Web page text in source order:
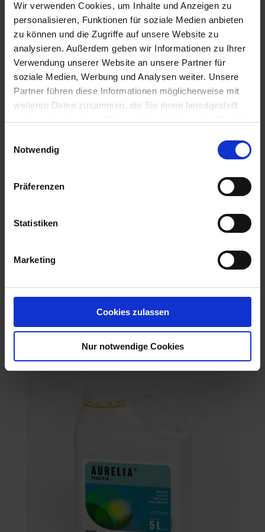
Wir verwenden Cookies, um Inhalte und Anzeigen zu
personalisieren, Funktionen für soziale Medien anbieten
zu können und die Zugriffe auf unsere Website zu
analysieren. Außerdem geben wir Informationen zu Ihrer
Verwendung unserer Website an unsere Partner für
soziale Medien, Werbung und Analysen weiter. Unsere
Partner führen diese Informationen möglicherweise mit
weiteren Daten zusammen, die Sie ihnen bereitgestellt
Notwendig
Präferenzen
Statistiken
Marketing
Cookies zulassen
Nur notwendige Cookies
Signalword
ACHTUNG
Sicherheitshinweise
P391-VERSCHÜTTETE MENGEN AUFNEHMEN.
Zulassungsende
15.06.2028
Zulassungsanfang
POCKENKRANKHEIT: KARTOFFEL
NB6641-DAS MITTEL WIRD BIS ZU DER HÖCHSTEN
AUFWANDMENGE ODER ANWEN...
mehr